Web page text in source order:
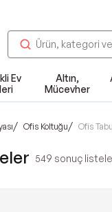
Ev
Altın,
Mücevher
/ Ofis Koltuğu/ Ofis
549 sonuç